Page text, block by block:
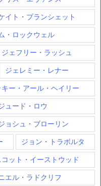
イト・ブランシェット
・ロックウェル
ジェフリー・ラッシュ
ジェレミー・レナー
キー・アール・ヘイリー
ュード・ロウ
ョシュ・ブローリン
ジョン・トラボルタ
コット・イーストウッド
エル・ラドクリフ